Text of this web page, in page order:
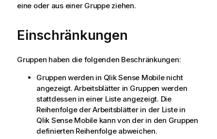
eine oder aus einer Gruppe ziehen.
Einschränkungen
Gruppen haben die folgenden Beschränkungen:
Gruppen werden in Qlik Sense Mobilenicht
angezeigt. Arbeitsblätter in Gruppen werden
stattdessen in einer Liste angezeigt. Die
Reihenfolge der Arbeitsblätter in der Liste in
Qlik Sense Mobilekann von der in den Gruppen
definierten Reihenfolge abweichen.